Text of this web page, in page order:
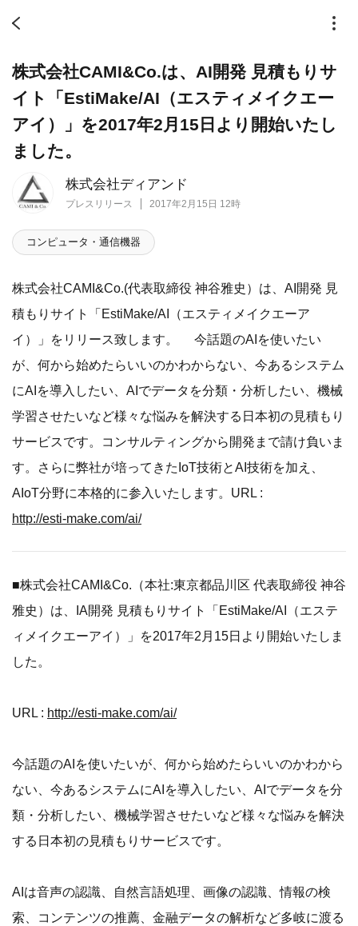
株式会社ディアンド
プレスリリース 2017年2月15日 12時
株式会社CAMI&Co.は、AI開発 見積もりサ
イト「EstiMake/AI（エスティメイクエー
アイ）」を2017年2月15日より開始いたし
ました。
コンピュータ・通信機器
株式会社CAMI&Co.(代表取締役 神谷雅史）は、AI開発 見
積もりサイト「EstiMake/AI（エスティメイクエーア
イ）」をリリース致します。 今話題のAIを使いたい
が、何から始めたらいいのかわからない、今あるシステム
にAIを導入したい、AIでデータを分類・分析したい、機械
学習させたいなど様々な悩みを解決する日本初の見積もり
サービスです。コンサルティングから開発まで請け負いま
す。さらに弊社が培ってきたIoT技術とAI技術を加え、
AIoT分野に本格的に参入いたします。URL :
http://esti-make.com/ai/
■株式会社CAMI&Co.（本社:東京都品川区 代表取締役 神谷
雅史）は、IA開発 見積もりサイト「EstiMake/AI（エステ
ィメイクエーアイ）」を2017年2月15日より開始いたしま
した。
URL : http://esti-make.com/ai/
今話題のAIを使いたいが、何から始めたらいいのかわから
ない、今あるシステムにAIを導入したい、AIでデータを分
類・分析したい、機械学習させたいなど様々な悩みを解決
する日本初の見積もりサービスです。
AIは音声の認識、自然言語処理、画像の認識、情報の検
索、コンテンツの推薦、金融データの解析など多岐に渡る